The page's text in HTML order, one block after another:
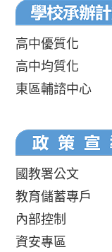
高中優質化
高中均質化
東區輔諮中心
國教署公文
教育儲蓄專戶
內部控制
資安專區